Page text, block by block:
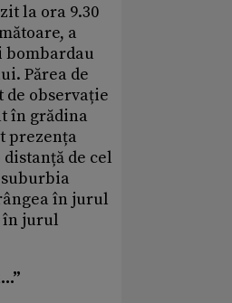
la ora 9.30
a
bombardau
Părea de
de observație
în grădina
prezența
de cel
în jurul
în jurul